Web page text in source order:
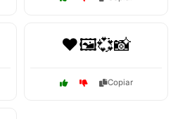
❤️🖼️💞📸
Copiar